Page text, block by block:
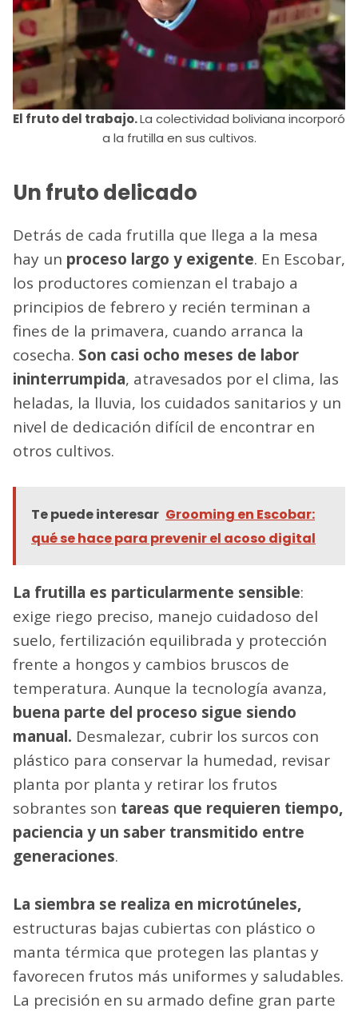
El fruto del trabajo.La colectividad boliviana incorporó
a la frutilla en sus cultivos.
Un fruto delicado
Detrás de cada frutilla que llega a la mesa
hay un proceso largo y exigente. En Escobar,
los productores comienzan el trabajo a
principios de febrero y recién terminan a
fines de la primavera, cuando arranca la
cosecha. Son casi ocho meses de labor
ininterrumpida, atravesados por el clima, las
heladas, la lluvia, los cuidados sanitarios y un
nivel de dedicación difícil de encontrar en
otros cultivos.
Te puede interesar Grooming en Escobar:
qué se hace para prevenir el acoso digital
La frutilla es particularmente sensible:
exige riego preciso, manejo cuidadoso del
suelo, fertilización equilibrada y protección
frente a hongos y cambios bruscos de
temperatura. Aunque la tecnología avanza,
buena parte del proceso sigue siendo
manual. Desmalezar, cubrir los surcos con
plástico para conservar la humedad, revisar
planta por planta y retirar los frutos
sobrantes son tareas que requieren tiempo,
paciencia y un saber transmitido entre
generaciones.
La siembra se realiza en microtúneles,
estructuras bajas cubiertas con plástico o
manta térmica que protegen las plantas y
favorecen frutos más uniformes y saludables.
La precisión en su armado define gran parte